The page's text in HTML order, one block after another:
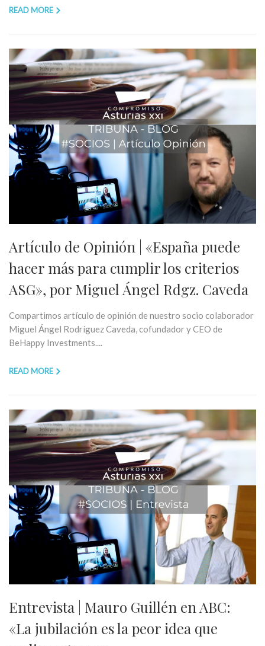
READ MORE
Artículo de Opinión | «España puede
hacer más para cumplir los criterios
ASG», por Miguel Ángel Rdgz. Caveda
Compartimos artículo de opinión de nuestro socio colaborador
Miguel Ángel Rodríguez Caveda, cofundador y CEO de
BeHappy Investments....
READ MORE
Entrevista | Mauro Guillén en ABC:
«La jubilación es la peor idea que